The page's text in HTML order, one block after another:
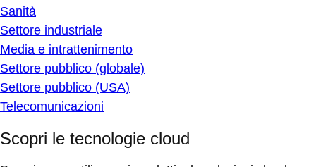
Sanità
Settore industriale
Media e intrattenimento
Settore pubblico (globale)
Settore pubblico (USA)
Telecomunicazioni
Scopri le tecnologie cloud